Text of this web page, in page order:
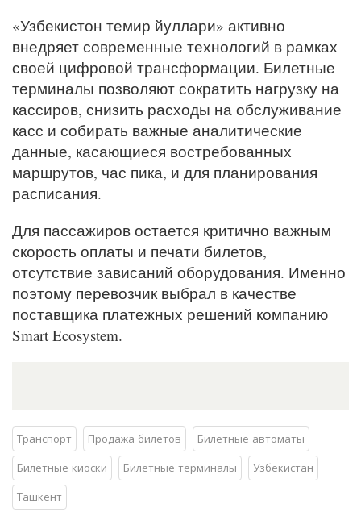
«Узбекистон темир йуллари» активно
внедряет современные технологий в рамках
своей цифровой трансформации. Билетные
терминалы позволяют сократить нагрузку на
кассиров, снизить расходы на обслуживание
касс и собирать важные аналитические
данные, касающиеся востребованных
маршрутов, час пика, и для планирования
расписания.
Для пассажиров остается критично важным
скорость оплаты и печати билетов,
отсутствие зависаний оборудования. Именно
поэтому перевозчик выбрал в качестве
поставщика платежных решений компанию
Smart Ecosystem.
Транспорт Продажа билетов
Билетные автоматы
Билетные киоски
Билетные терминалы
Узбекистан
Ташкент